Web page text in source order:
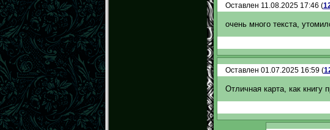
Оставлен 11.08.2025 17:46 (
очень много текста,
Оставлен 01.07.2025 16:59 (
Отличная карта, как книгу